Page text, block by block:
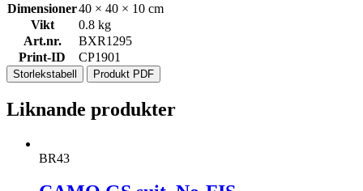
Dimensioner40 × 40 × 10 cm
Vikt
0.8 kg
Art.nr.
BXR1295
Print-ID
CP1901
Storlekstabell Produkt PDF
Liknande produkter
BR43